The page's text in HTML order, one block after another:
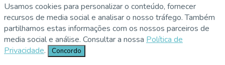
Usamos cookies para personalizar o conteúdo, fornecer
recursos de media social e analisar o nosso tráfego. Também
partilhamos estas informações com os nossos parceiros de
media social e análise. Consultar a nossa Política de
Privacidade. Concordo